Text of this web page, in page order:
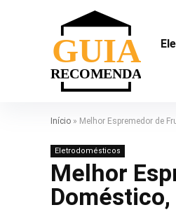
Início » Melhor Espremedor de
Eletrodomésticos
Melhor